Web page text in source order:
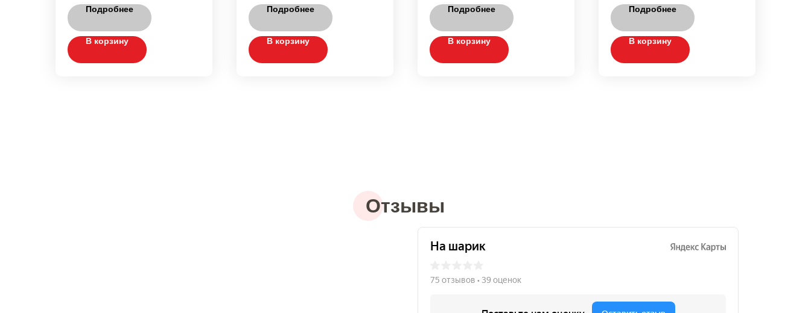
Подробнее
В корзину
Подробнее
В корзину
Подробнее
В корзину
Подробнее
В корзину
Отзывы